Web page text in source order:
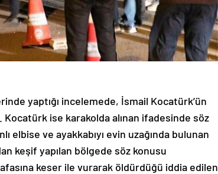
yaptığı incelemede, İsmail Kocatürk’ün
ise karakolda alınan ifadesinde söz
elbise ve ayakkabıyı evin uzağında bulunan
keşif yapılan bölgede söz konusu
keser ile vurarak öldürdüğü iddia edilen